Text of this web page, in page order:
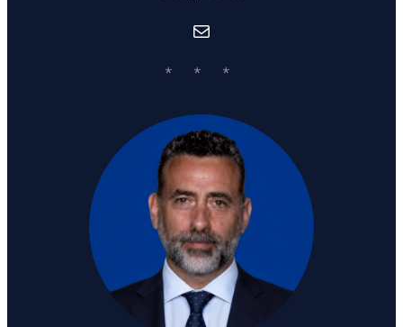
Correo electrónico